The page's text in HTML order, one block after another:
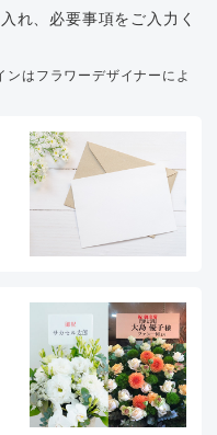
れ、必要事項をご入力く
はフラワーデザイナーによ